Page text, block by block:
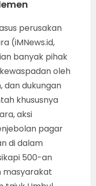
perusakan
(iMNews.id,
banyak pihak
oleh
dan dukungan
khususnya
aksi
pagar
di dalam
500-an
masyarakat